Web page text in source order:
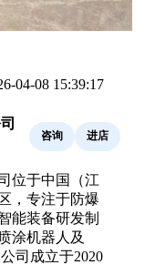
04-08 15:39:17
咨询 进店
位于中国（江
，专注于防爆
能装备研发制
涂机器人及
司成立于2020